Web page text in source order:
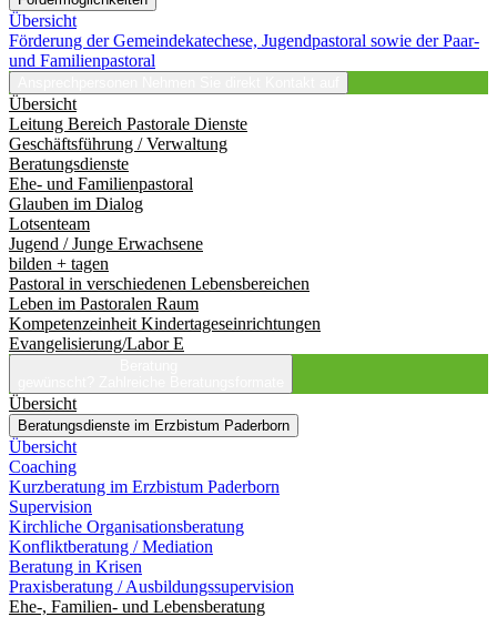
Übersicht
Förderung der Gemeindekatechese, Jugendpastoral sowie der Paar-
und Familienpastoral
Übersicht
Leitung Bereich Pastorale Dienste
Geschäftsführung / Verwaltung
Beratungsdienste
Ehe- und Familienpastoral
Glauben im Dialog
Lotsenteam
Jugend / Junge Erwachsene
bilden + tagen
Pastoral in verschiedenen Lebensbereichen
Leben im Pastoralen Raum
Kompetenzeinheit Kindertageseinrichtungen
Evangelisierung/Labor E
Übersicht
Beratungsdienste im Erzbistum Paderborn
Übersicht
Coaching
Kurzberatung im Erzbistum Paderborn
Supervision
Kirchliche Organisationsberatung
Konfliktberatung / Mediation
Beratung in Krisen
Praxisberatung / Ausbildungssupervision
Ehe-, Familien- und Lebensberatung